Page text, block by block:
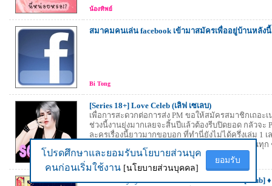
โปรดศึกษาและยอมรับนโยบายส่วนบุค
คนก่อนเริ่มใช้งาน [นโยบายส่วนบุคคล]
ยอมรับ
น้องทิพย์
สมาคมคนเล่น facebook เข้ามาสมัครเพื่ออยู่บ้านหลัง
Bi Tong
[Series 18+] Love Celeb (เลิฟ เซเลบ)
เพื่อการสะดวกต่อการส่ง PM ขอให้สมัครสมาชิกเถอะเ
ช่วงนี้งานยุ่งมากเลยจะสิ้นปีแล้วต้องรีบปิดยอด กลัวจะ
ละครเรื่องนี้ยาวมากขอบอก ที่ทำนี่ยังไม่ได้ครึ่งเล่ม 1 เ
ทั้งหมด 7 เล่ม จะพยายามอัพทุกอาทิตย์จ้า ขอบคุณทุก
peryoza
♦ Hibari Kyoya Fanclub คลับของคนรักฮิบาริ [Club] ♦
โปรดศึกษาและยอมรับนโยบายส่วนบุค
คนก่อนเริ่มใช้งาน [นโยบายส่วนบุคคล]
ยอมรับ